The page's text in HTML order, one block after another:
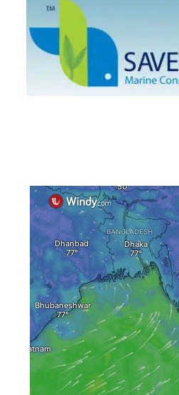
আগস্টে টানা বৃষ্টি ও বন্যার আভাস,
শঙ্কা
স্বস্তি ও শঙ্কার পূর্বাভাস দিল